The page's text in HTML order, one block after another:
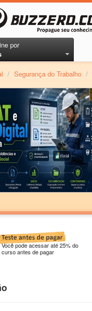
por
/ Segurança do Trabalho /
Você pode acessar até 25% do
curso antes de pagar